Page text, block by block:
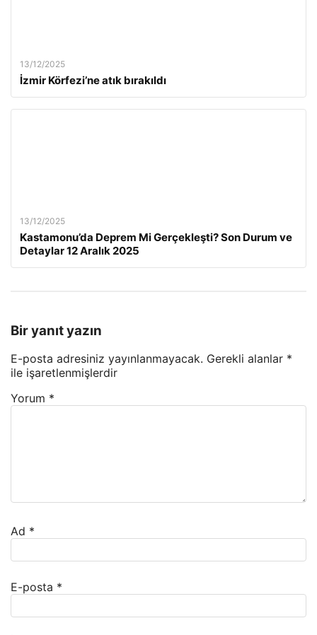
13/12/2025
İzmir Körfezi’ne atık bırakıldı
13/12/2025
Kastamonu’da Deprem Mi Gerçekleşti? Son Durum ve
Detaylar 12 Aralık 2025
Bir yanıt yazın
E-posta adresiniz yayınlanmayacak. Gerekli alanlar *
ile işaretlenmişlerdir
Yorum *
Ad *
E-posta *